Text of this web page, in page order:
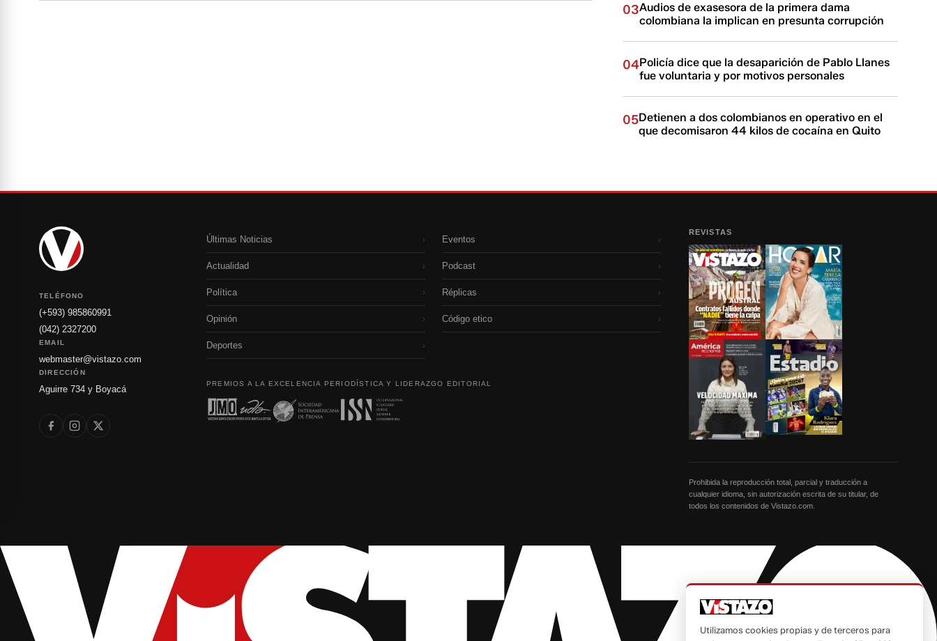
03Audios de exasesora de la primera dama
colombiana la implican en presunta corrupción
04Policía dice que la desaparición de Pablo Llanes
fue voluntaria y por motivos personales
05Detienen a dos colombianos en operativo en el
que decomisaron 44 kilos de cocaína en Quito
TELÉFONO
(+593) 985860991
(042) 2327200
EMAIL
webmaster@vistazo.com
DIRECCIÓN
Aguirre 734 y Boyacá
Últimas Noticias ›
Actualidad ›
Política ›
Opinión ›
Deportes ›
Eventos ›
Podcast ›
Réplicas ›
Código etico ›
PREMIOS A LA EXCELENCIA PERIODÍSTICA Y LIDERAZGO EDITORIAL
REVISTAS
Prohibida la reproducción total, parcial y traducción a
cualquier idioma, sin autorización escrita de su titular, de
todos los contenidos de Vistazo.com.
Utilizamos cookies propias y de terceros para